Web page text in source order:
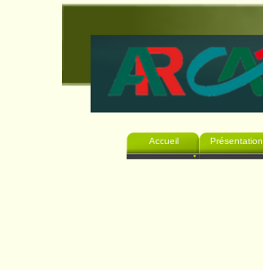
Accueil Présentation